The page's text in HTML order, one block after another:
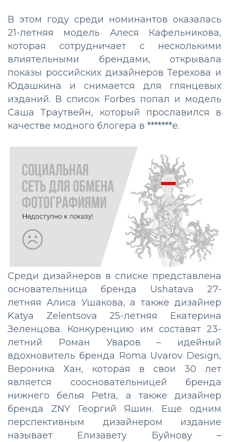
В этом году среди номинантов оказалась
21-летняя модель Алеся Кафельникова,
которая сотрудничает с несколькими
влиятельными брендами, открывала
показы российских дизайнеров Терехова и
Юдашкина и снимается для глянцевых
изданий. В список Forbes попал и модель
Саша Траутвейн, который прославился в
качестве модного блогера в *******е.
Среди дизайнеров в списке представлена
основательница бренда Ushatava 27-
летняя Алиса Ушакова, а также дизайнер
Katya Zelentsova 25-летняя Екатерина
Зеленцова. Конкуренцию им составят 23-
летний Роман Уваров – идейный
вдохновитель бренда Roma Uvarov Design,
Вероника Хан, которая в свои 30 лет
является соосновательницей бренда
нижнего белья Petra, а также дизайнер
бренда ZNY Георгий Яшин. Еще одним
перспективным дизайнером издание
называет Елизавету Буйнову –